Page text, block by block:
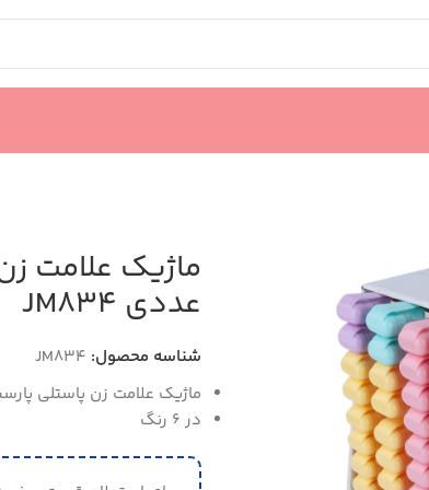
عددى JM834
شناسه محصول: JM834
ماژیک علامت زن پاستلی
در 6 رنگ